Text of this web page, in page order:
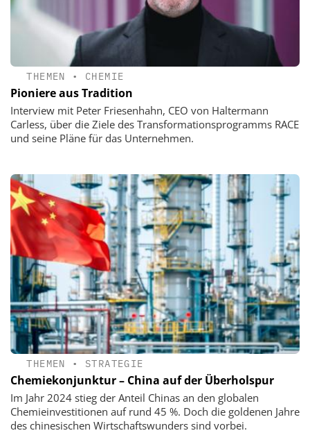
THEMEN • CHEMIE
Pioniere aus Tradition
Interview mit Peter Friesenhahn, CEO von Haltermann
Carless, über die Ziele des Transformationsprogramms RACE
und seine Pläne für das Unternehmen.
THEMEN • STRATEGIE
Chemiekonjunktur – China auf der Überholspur
Im Jahr 2024 stieg der Anteil Chinas an den globalen
Chemieinvestitionen auf rund 45 %. Doch die goldenen Jahre
des chinesischen Wirtschaftswunders sind vorbei.